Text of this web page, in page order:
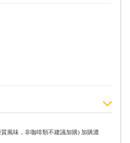
風味，非咖啡類不建議加購) 加購濃